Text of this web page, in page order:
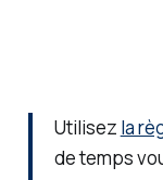
Utilisez la
de temps